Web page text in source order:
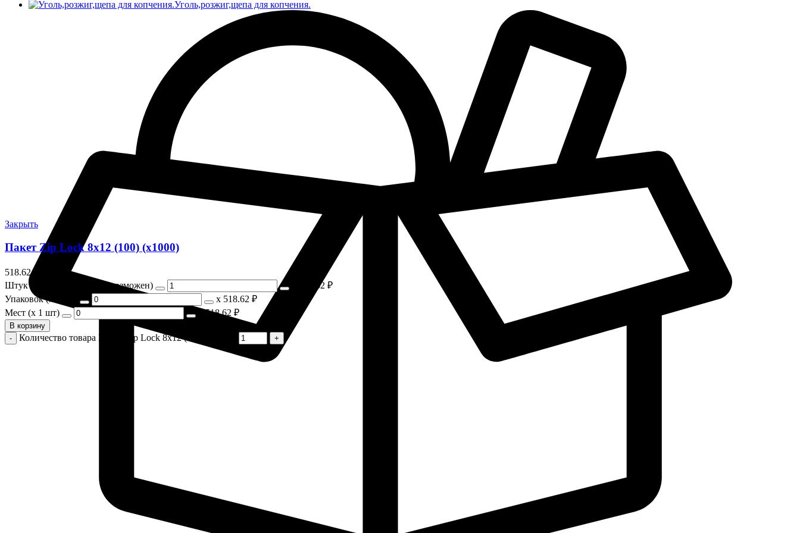
Уголь,розжиг,щепа для копчения.
Закрыть
Пакет Zip Lock 8х12 (100) (х1000)
518.62
Штук (Заказ поштучно невозможен)
518.62 ₽
Упаковок (x 1 шт)
х 518.62 ₽
Мест (x 1 шт)
518.62 ₽
В корзину
Количество товара Пакет Zip Lock 8х12 (100) (х1000)